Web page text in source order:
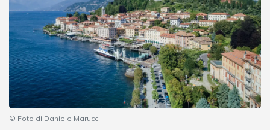
© Foto di Daniele Marucci